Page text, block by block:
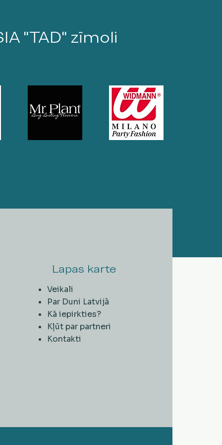
"TAD" zīmoli
Lapas karte
Veikali
Par Duni Latvijā
Kā iepirkties?
Kļūt par partneri
Kontakti